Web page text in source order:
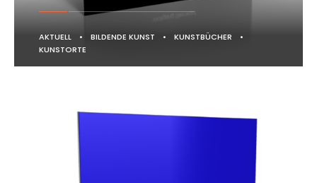
AKTUELL • BILDENDE KUNST • KUNSTBÜCHER
•
KUNSTORTE